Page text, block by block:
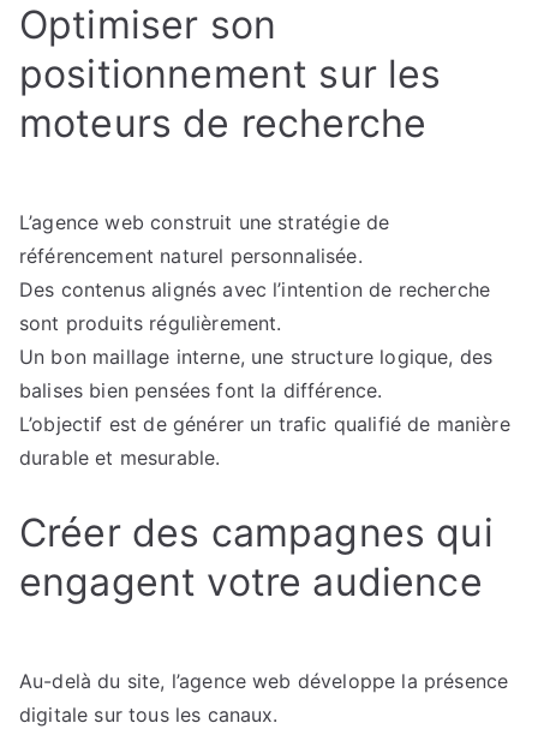
Optimiser son
positionnement sur les
moteurs de recherche
L’agence web construit une stratégie de
référencement naturel personnalisée.
Des contenus alignés avec l’intention de recherche
sont produits régulièrement.
Un bon maillage interne, une structure logique, des
balises bien pensées font la différence.
L’objectif est de générer un trafic qualifié de manière
durable et mesurable.
Créer des campagnes qui
engagent votre audience
Au-delà du site, l’agence web développe la présence
digitale sur tous les canaux.